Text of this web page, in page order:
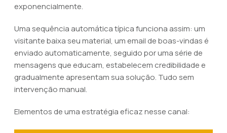
exponencialmente.
Uma sequência automática típica funciona assim: um
visitante baixa seu material, um email de boas-vindas é
enviado automaticamente, seguido por uma série de
mensagens que educam, estabelecem credibilidade e
gradualmente apresentam sua solução. Tudo sem
intervenção manual.
Elementos de uma estratégia eficaz nesse canal: